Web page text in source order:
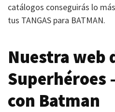
catálogos conseguirás lo
tus TANGAS para BATMAN.
Nuestra web
Superhéroes
con Batman